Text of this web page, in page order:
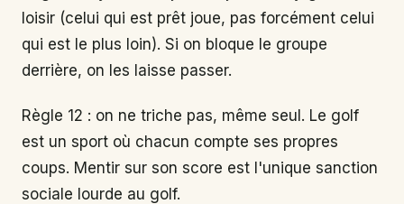
loisir (celui qui est prêt joue, pas forcément celui
qui est le plus loin). Si on bloque le groupe
derrière, on les laisse passer.
Règle 12 : on ne triche pas, même seul. Le golf
est un sport où chacun compte ses propres
coups. Mentir sur son score est l'unique sanction
sociale lourde au golf.